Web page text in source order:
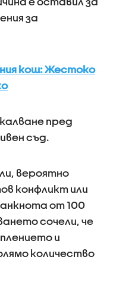
за
кош: Жестоко
пред
съд.
вероятно
конфликт или
от 100
сочели, че
и
количество